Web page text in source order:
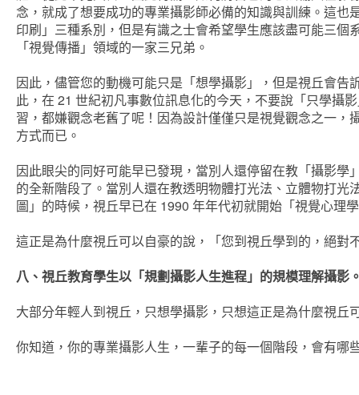
念，就成了想要成功的專業攝影師必備的知識與訓練。這
印刷」三種系別，但是有識之士會希望學生應該盡可能三
「視覺傳播」領域的一家三兄弟。
因此，儘管您的動機可能只是「想學攝影」，但是視丘會
此，在 21 世紀初凡事數位訊息化的今天，不要說「只學攝
習，都嫌觀念老舊了呢！因為設計僅僅只是視覺觀念之一
方式而已。
因此眼尖的同好可能早已發現，當別人還停留在教「攝影
的全新階段了。當別人還在教透明物體打光法、立體物打
圖」的時候，視丘早已在 1990 年年代初就開始「視覺心理
這正是為什麼視丘可以自豪的說，「您到視丘學到的，絕對
八、視丘教育學生以「規劃攝影人生進程」的規模理解攝影
大部分年輕人到視丘，只想學攝影，只想這正是為什麼視
你知道，你的專業攝影人生，一輩子的每一個階段，會有哪